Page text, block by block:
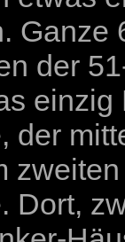
Ganze
der
einzig
der
Dort,